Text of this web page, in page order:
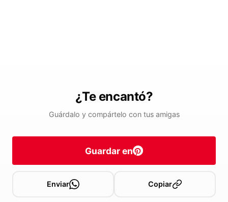
¿Te encantó?
Guárdalo y compártelo con tus amigas
Guardar en
Enviar Copiar